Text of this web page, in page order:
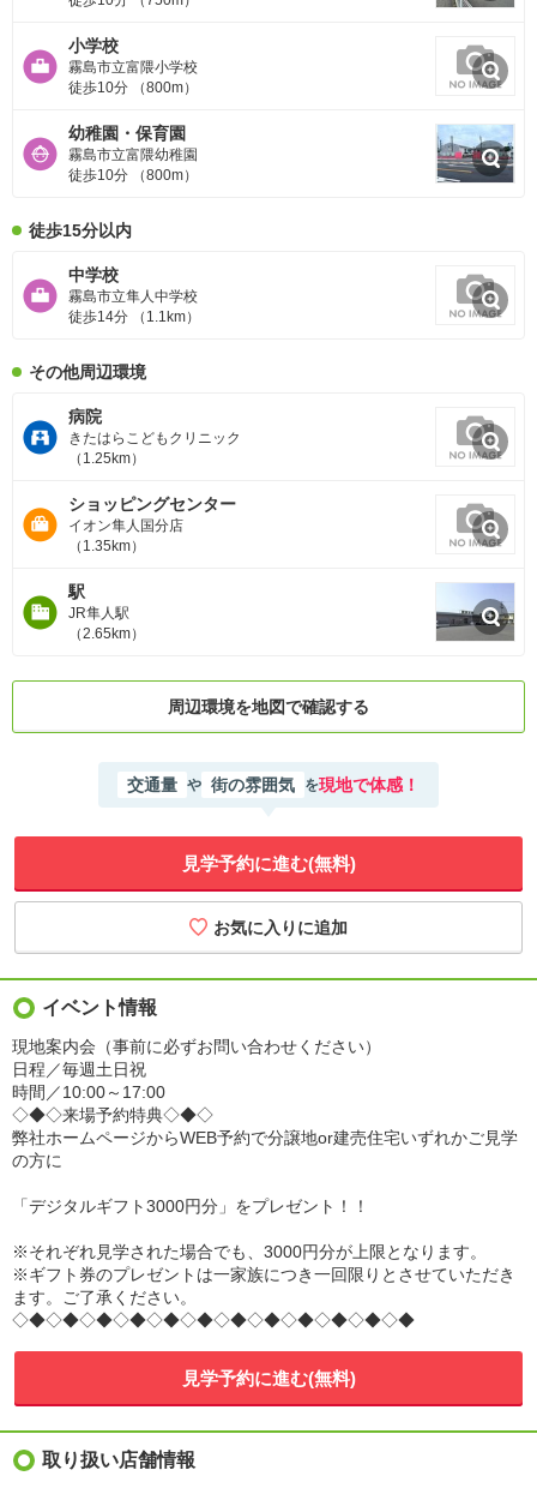
小学校
霧島市立富隈小学校
徒歩10分 （800m）
幼稚園・保育園
霧島市立富隈幼稚園
徒歩10分 （800m）
徒歩15分以内
中学校
霧島市立隼人中学校
徒歩14分 （1.1km）
その他周辺環境
病院
きたはらこどもクリニック
（1.25km）
ショッピングセンター
イオン隼人国分店
（1.35km）
駅
JR隼人駅
（2.65km）
周辺環境を地図で確認する
交通量 や 街の雰囲気 を現地で体感！
見学予約に進む(無料)
イベント情報
現地案内会（事前に必ずお問い合わせください）
日程／毎週土日祝
時間／10:00～17:00
◇◆◇来場予約特典◇◆◇
弊社ホームページからWEB予約で分譲地or建売住宅いずれかご見学
の方に
「デジタルギフト3000円分」をプレゼント！！
※それぞれ見学された場合でも、3000円分が上限となります。
※ギフト券のプレゼントは一家族につき一回限りとさせていただき
ます。ご了承ください。
◇◆◇◆◇◆◇◆◇◆◇◆◇◆◇◆◇◆◇◆◇◆◇◆
見学予約に進む(無料)
取り扱い店舗情報